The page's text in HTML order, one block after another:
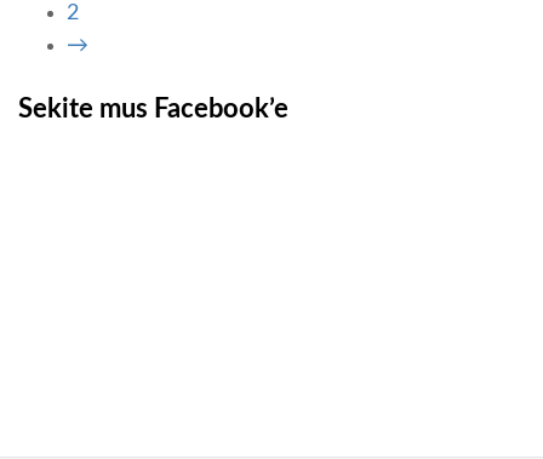
2
→
Sekite mus Facebook’e